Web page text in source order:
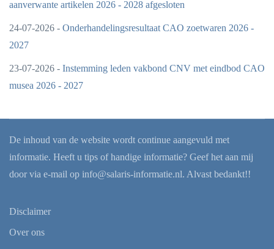
aanverwante artikelen 2026 - 2028 afgesloten
24-07-2026 - Onderhandelingsresultaat CAO zoetwaren 2026 -
2027
23-07-2026 - Instemming leden vakbond CNV met eindbod CAO
musea 2026 - 2027
De inhoud van de website wordt continue aangevuld met
informatie. Heeft u tips of handige informatie? Geef het aan mij
door via e-mail op info@salaris-informatie.nl. Alvast bedankt!!
Disclaimer
Over ons